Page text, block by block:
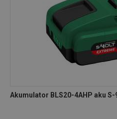
Akumulator BLS20-4AHP aku S-